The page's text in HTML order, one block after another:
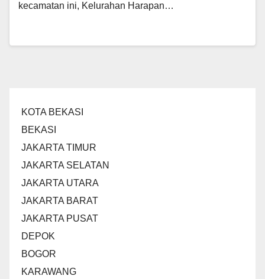
kecamatan ini, Kelurahan Harapan…
KOTA BEKASI
BEKASI
JAKARTA TIMUR
JAKARTA SELATAN
JAKARTA UTARA
JAKARTA BARAT
JAKARTA PUSAT
DEPOK
BOGOR
KARAWANG